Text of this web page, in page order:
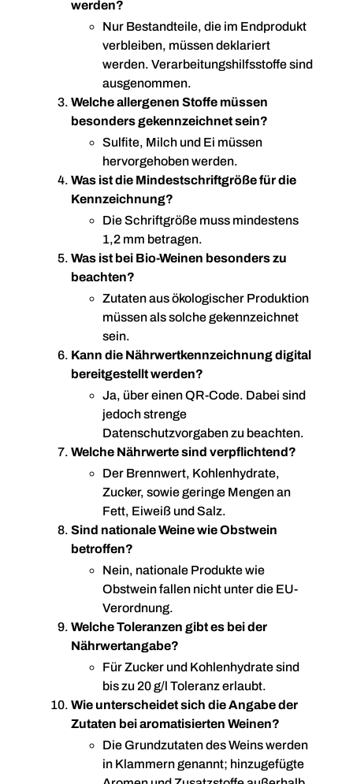
werden?
Nur Bestandteile, die im Endprodukt
verbleiben, müssen deklariert
werden. Verarbeitungshilfsstoffe sind
ausgenommen.
Welche allergenen Stoffe müssen
besonders gekennzeichnet sein?
Sulfite, Milch und Ei müssen
hervorgehoben werden.
Was ist die Mindestschriftgröße für die
Kennzeichnung?
Die Schriftgröße muss mindestens
1,2 mm betragen.
Was ist bei Bio-Weinen besonders zu
beachten?
Zutaten aus ökologischer Produktion
müssen als solche gekennzeichnet
sein.
Kann die Nährwertkennzeichnung digital
bereitgestellt werden?
Ja, über einen QR-Code. Dabei sind
jedoch strenge
Datenschutzvorgaben zu beachten.
Welche Nährwerte sind verpflichtend?
Der Brennwert, Kohlenhydrate,
Zucker, sowie geringe Mengen an
Fett, Eiweiß und Salz.
Sind nationale Weine wie Obstwein
betroffen?
Nein, nationale Produkte wie
Obstwein fallen nicht unter die EU-
Verordnung.
Welche Toleranzen gibt es bei der
Nährwertangabe?
Für Zucker und Kohlenhydrate sind
bis zu 20 g/l Toleranz erlaubt.
Wie unterscheidet sich die Angabe der
Zutaten bei aromatisierten Weinen?
Die Grundzutaten des Weins werden
in Klammern genannt; hinzugefügte